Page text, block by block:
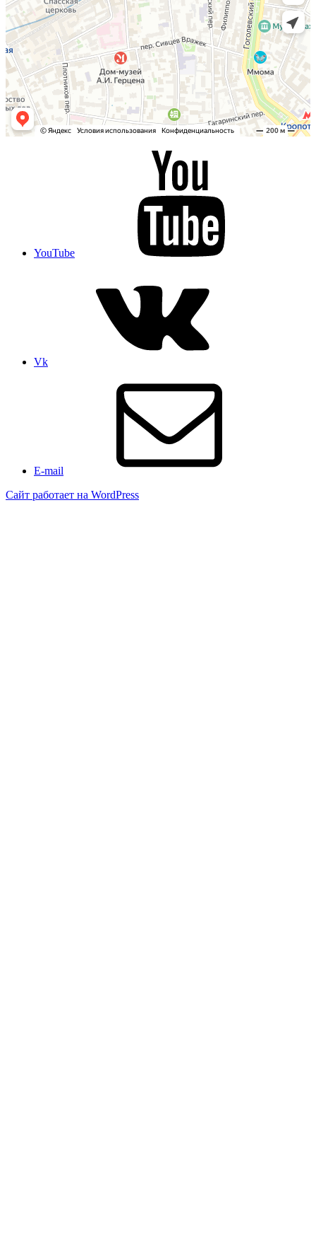
YouTube
Vk
E-mail
Сайт работает на WordPress